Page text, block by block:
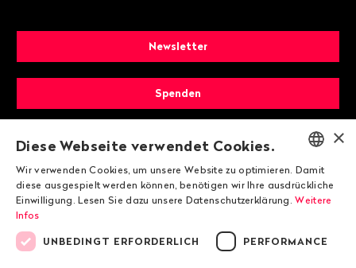
Newsletter
Spenden
Mitglied werden
ENGLISH
DEUTSCH
×
Diese Webseite verwendet Cookies.
Wir verwenden Cookies, um unsere Website zu optimieren. Damit
diese ausgespielt werden können, benötigen wir Ihre ausdrückliche
Einwilligung. Lesen Sie dazu unsere Datenschutzerklärung. Weitere
Infos
UNBEDINGT ERFORDERLICH PERFORMANCE